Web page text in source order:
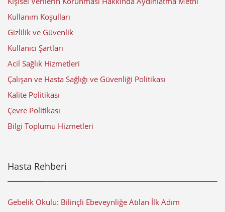
Kullanım Koşulları
Gizlilik ve Güvenlik
Kullanıcı Şartları
Acil Sağlık Hizmetleri
Çalışan ve Hasta Sağlığı ve Güvenliği Politikası
Kalite Politikası
Çevre Politikası
Bilgi Toplumu Hizmetleri
Hasta Rehberi
Gebelik Okulu: Bilinçli Ebeveynliğe Atılan İlk Adım